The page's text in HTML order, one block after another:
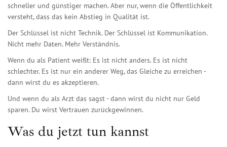
schneller und günstiger machen. Aber nur, wenn die Öffentlichkeit
versteht, dass das kein Abstieg in Qualität ist.
Der Schlüssel ist nicht Technik. Der Schlüssel ist Kommunikation.
Nicht mehr Daten. Mehr Verständnis.
Wenn du als Patient weißt: Es ist nicht anders. Es ist nicht
schlechter. Es ist nur ein anderer Weg, das Gleiche zu erreichen -
dann wirst du es akzeptieren.
Und wenn du als Arzt das sagst - dann wirst du nicht nur Geld
sparen. Du wirst Vertrauen zurückgewinnen.
Was du jetzt tun kannst